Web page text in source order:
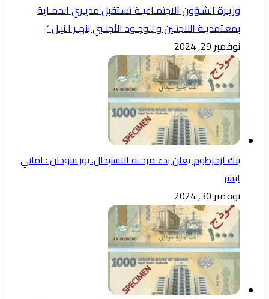
وزيـرة الشـؤون الاجتمـاعيـة تسـتقبل مديـري الحمـاية
بمعـتمديـة اللاجئـين و للوجـود الأجنـبي بنهـر النيـل ‘
نوفمبر 29, 2024
بنك ازخرطوم يعلن بدء مرحله الاستبدال. بور سودان : اماني
ابشر
نوفمبر 30, 2024